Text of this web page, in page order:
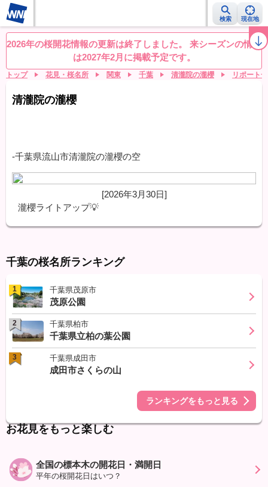
検索 現在地
桜レーダー 名所ランキング 桜開花予想NEWS お花見動画 目的別
2026年の桜開花情報の更新は終了しました。 来シーズンの情報
は2027年2月に掲載予定です。
トップ 花見・桜名所 関東 千葉 清瀧院の瀧櫻 リポート
清瀧院の瀧櫻
-千葉県流山市清瀧院の瀧櫻の空
[2026年3月30日]
瀧櫻ライトアップ💡
千葉の桜名所ランキング
1 千葉県茂原市
茂原公園
2 千葉県柏市
千葉県立柏の葉公園
3 千葉県成田市
成田市さくらの山
ランキングをもっと見る
お花見をもっと楽しむ
全国の標本木の開花日・満開日
平年の桜開花日はいつ？